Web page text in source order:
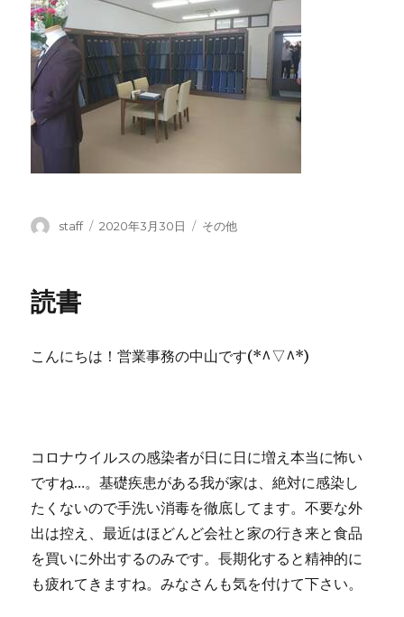
投
staff
投
2020年3月30日
カ
その他
読書
こんにちは！営業事務の中山です(*^▽^*)
コロナウイルスの感染者が日に日に増え本当に怖い
ですね…。基礎疾患がある我が家は、絶対に感染し
たくないので手洗い消毒を徹底してます。不要な外
出は控え、最近はほどんど会社と家の行き来と食品
を買いに外出するのみです。長期化すると精神的に
も疲れてきますね。みなさんも気を付けて下さい。